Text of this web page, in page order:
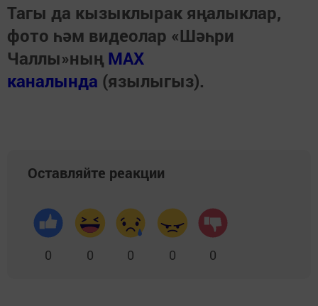
Тагы да кызыклырак яңалыклар,
фото һәм видеолар «Шәһри
Чаллы»ның MAX
каналында (язылыгыз).
Оставляйте реакции
0 0 0 0 0